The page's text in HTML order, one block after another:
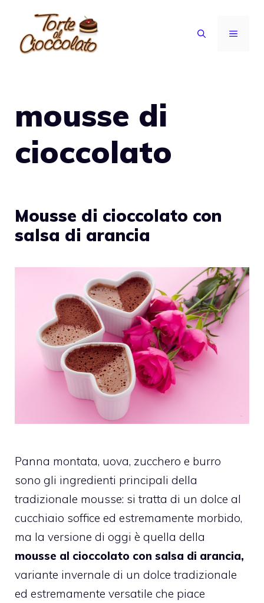
contenuto
MENU
mousse di
cioccolato
Mousse di cioccolato con
salsa di arancia
Panna montata, uova, zucchero e burro
sono gli ingredienti principali della
tradizionale mousse: si tratta di un dolce al
cucchiaio soffice ed estremamente morbido,
ma la versione di oggi è quella della
mousse al cioccolato con salsa di arancia,
variante invernale di un dolce tradizionale
ed estremamente versatile che piace